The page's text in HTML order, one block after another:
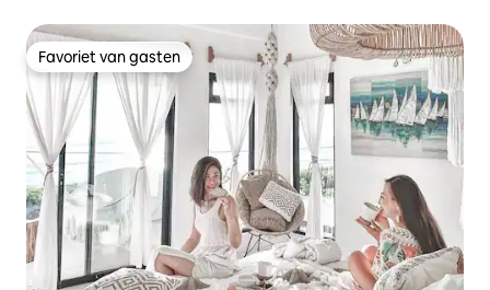
Favoriet van gasten
Favoriet van gasten